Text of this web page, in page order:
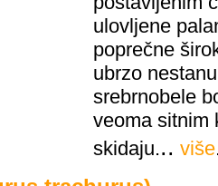
ulovljene
poprečne
ubrzo
srebrnobele
veoma sitnim
skidaju... više